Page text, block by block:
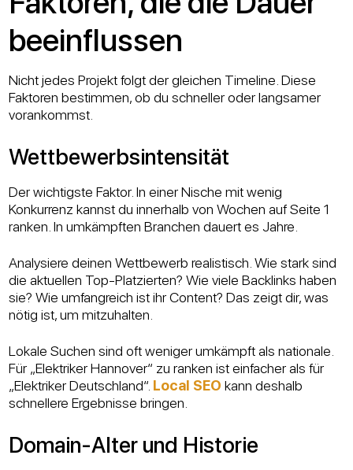
beeinflussen
Nicht jedes Projekt folgt der gleichen Timeline. Diese
Faktoren bestimmen, ob du schneller oder langsamer
vorankommst.
Wettbewerbsintensität
Der wichtigste Faktor. In einer Nische mit wenig
Konkurrenz kannst du innerhalb von Wochen auf Seite 1
ranken. In umkämpften Branchen dauert es Jahre.
Analysiere deinen Wettbewerb realistisch. Wie stark sind
die aktuellen Top-Platzierten? Wie viele Backlinks haben
sie? Wie umfangreich ist ihr Content? Das zeigt dir, was
nötig ist, um mitzuhalten.
Lokale Suchen sind oft weniger umkämpft als nationale.
Für „Elektriker Hannover“ zu ranken ist einfacher als für
„Elektriker Deutschland“. Local SEO kann deshalb
schnellere Ergebnisse bringen.
Domain-Alter und Historie